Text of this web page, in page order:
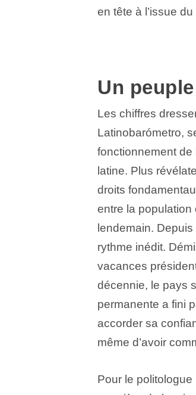
en tête à l’issue
Un
Les chiffres
Latinobarómetro,
fonctionnement de
latine. Plus
droits
entre la population
lendemain.
rythme inédit.
vacances
décennie, le pays
permanente a fini
accorder sa
même d’avoir
Pour le politologue